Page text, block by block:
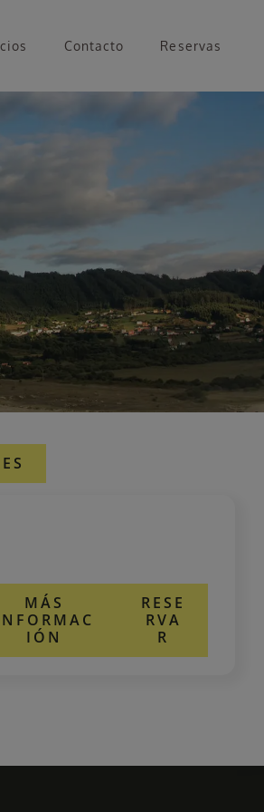
Contacto Reservas
MÁS
IÓN
RESE
RVA
R